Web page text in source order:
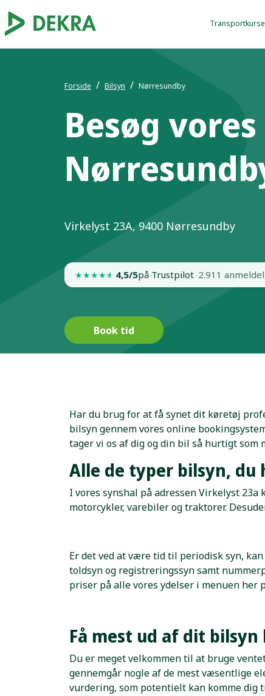
Forside Bilsyn Nørresundby
Besøg
Virkelyst 23A, 9400 Nørresundby
★★★★★ 4,5/5på Trustpilot· 2.911
Book tid
Har du brug for at få synet dit køretøj
bilsyn gennem vores online
tager vi os af dig og din bil så hurtigt som
Alle de typer bilsyn, du
I vores synshal på adressen Virkelyst
motorcykler, varebiler og traktorer.
Er det ved at være tid til periodisk syn,
toldsyn og registreringssyn samt
priser på alle vores ydelser i menuen her
Få mest ud af dit bilsyn
Du er meget velkommen til at bruge
gennemgår nogle af de mest væsentlige
vurdering, som potentielt kan komme dig